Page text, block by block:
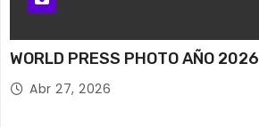
WORLD PRESS PHOTO AÑO 2026
Abr 27, 2026